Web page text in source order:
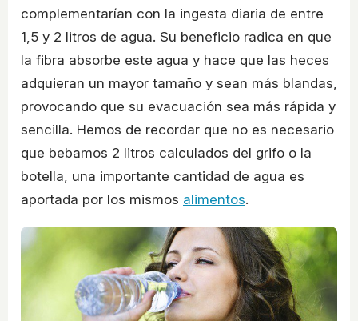
complementarían con la ingesta diaria de entre
1,5 y 2 litros de agua. Su beneficio radica en que
la fibra absorbe este agua y hace que las heces
adquieran un mayor tamaño y sean más blandas,
provocando que su evacuación sea más rápida y
sencilla. Hemos de recordar que no es necesario
que bebamos 2 litros calculados del grifo o la
botella, una importante cantidad de agua es
aportada por los mismos alimentos.